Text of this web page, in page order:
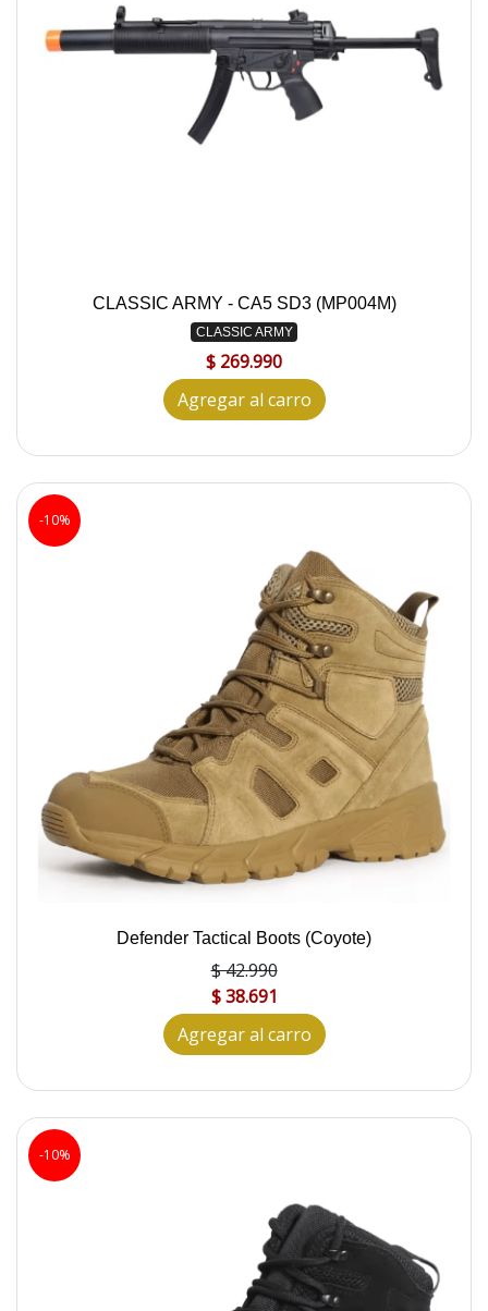
CLASSIC ARMY - CA5 SD3 (MP004M)
CLASSIC ARMY
$ 269.990
Agregar al carro
-10%
Defender Tactical Boots (Coyote)
$ 42.990
$ 38.691
Agregar al carro
-10%